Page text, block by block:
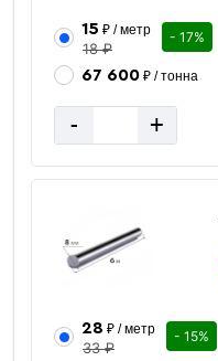
15 ₽ / метр
18 ₽
- 17%
67 600₽ / тонна
- +
28 ₽ / метр
33 ₽
- 15%